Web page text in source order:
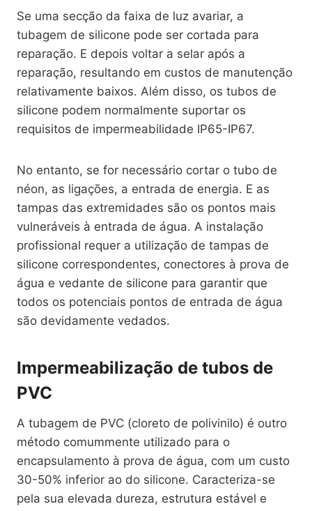
Se uma secção da faixa de luz avariar, a
tubagem de silicone pode ser cortada para
reparação. E depois voltar a selar após a
reparação, resultando em custos de manutenção
relativamente baixos. Além disso, os tubos de
silicone podem normalmente suportar os
requisitos de impermeabilidade IP65-IP67.
No entanto, se for necessário cortar o tubo de
néon, as ligações, a entrada de energia. E as
tampas das extremidades são os pontos mais
vulneráveis à entrada de água. A instalação
profissional requer a utilização de tampas de
silicone correspondentes, conectores à prova de
água e vedante de silicone para garantir que
todos os potenciais pontos de entrada de água
são devidamente vedados.
Impermeabilização de tubos de
PVC
A tubagem de PVC (cloreto de polivinilo) é outro
método comummente utilizado para o
encapsulamento à prova de água, com um custo
30-50% inferior ao do silicone. Caracteriza-se
pela sua elevada dureza, estrutura estável e